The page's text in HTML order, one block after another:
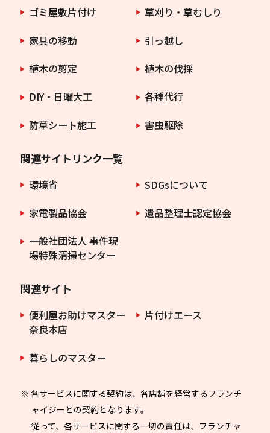
ゴミ屋敷片付け
草刈り・草むしり
家具の移動
引っ越し
植木の剪定
植木の伐採
DIY・日曜大工
各種代行
防草シート施工
害虫駆除
関連サイトリンク一覧
環境省
SDGsについて
家電製品協会
遺品整理士認定協会
一般社団法人 事件現
場特殊清掃センター
関連サイト
便利屋お助けマスター
奈良本店
片付けエース
暮らしのマスター
※ 各サービスに関する契約は、各店舗を経営するフランチ
ャイジーとの契約となります。
従って、各サービスに関する一切の責任は、フランチャ